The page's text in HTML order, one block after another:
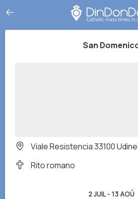
San
Viale Resistencia 33100
Rito romano
2 JUIL- 13 AOÛ